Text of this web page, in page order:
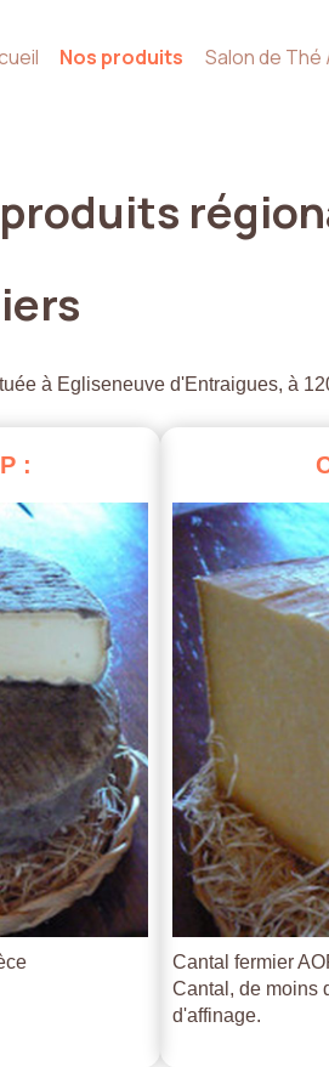
Nos produits Salon de
produits
à Egliseneuve d'Entraigues, à
:
Cantal fermier
Cantal, de moins
d'affinage.